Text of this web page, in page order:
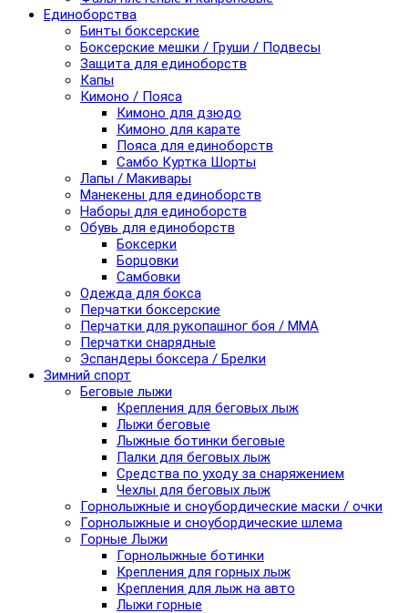
Единоборства
Бинты боксерские
Боксерские мешки / Груши / Подвесы
Защита для единоборств
Капы
Кимоно / Пояса
Кимоно для дзюдо
Кимоно для карате
Пояса для единоборств
Самбо Куртка Шорты
Лапы / Макивары
Манекены для единоборств
Наборы для единоборств
Обувь для единоборств
Боксерки
Борцовки
Самбовки
Одежда для бокса
Перчатки боксерские
Перчатки для рукопашног боя / ММА
Перчатки снарядные
Эспандеры боксера / Брелки
Зимний спорт
Беговые лыжи
Крепления для беговых лыж
Лыжи беговые
Лыжные ботинки беговые
Палки для беговых лыж
Средства по уходу за снаряжением
Чехлы для беговых лыж
Горнолыжные и сноубордические маски / очки
Горнолыжные и сноубордические шлема
Горные Лыжи
Горнолыжные ботинки
Крепления для горных лыж
Крепления для лыж на авто
Лыжи горные